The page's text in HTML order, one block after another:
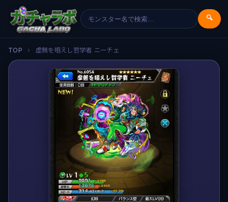
🔍
TOP › 虚無を唱えし哲学者 ニーチェ